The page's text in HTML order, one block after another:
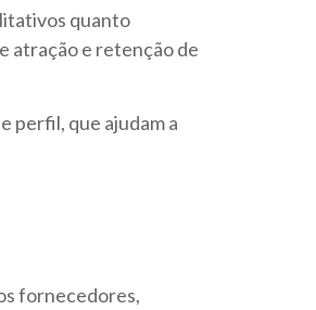
quanto
atração e retenção de
perfil, que ajudam a
fornecedores,